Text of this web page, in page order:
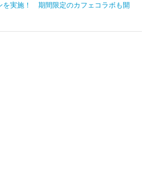
を実施！ 期間限定のカフェコラボも開